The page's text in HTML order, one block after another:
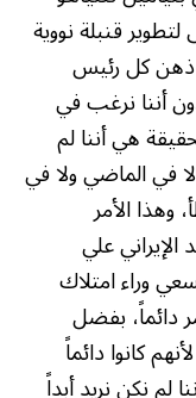
قنبلة نووية
في ذهن كل رئيس
أننا نرغب في
هي أننا لم
في الماضي ولا في
وهذا الأمر
علي
وراء امتلاك
دائماً، بفضل
كانوا دائماً
لم نكن نريد أبداً